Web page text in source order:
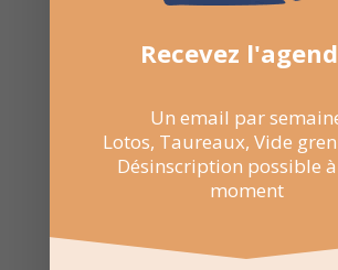
Recevez
Un email par
Lotos, Taureaux, Vide
Désinscription possible
moment